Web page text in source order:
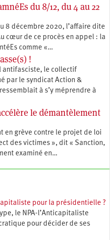
du 8/12, du 4 au 22
8 décembre 2020, l’affaire dite
cœur de ce procès en appel : la
comme «…
!
antifasciste, le collectif
par le syndicat Action &
à s’y méprendre à
le démantèlement
en grève contre le projet de loi
des victimes », dit « Sanction,
examiné en…
pour la présidentielle ?
le NPA-l’Anticapitaliste
pour décider de ses